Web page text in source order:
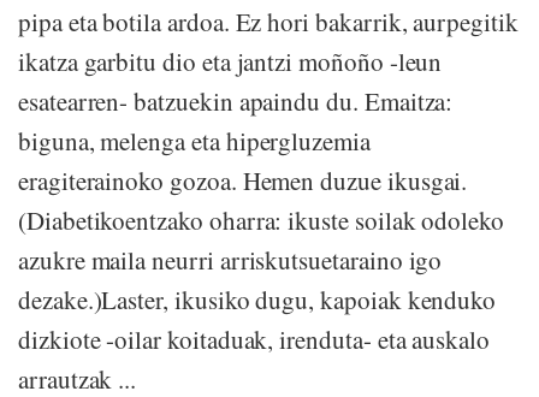
pipa eta botila ardoa. Ez hori bakarrik, aurpegitik
ikatza garbitu dio eta jantzi moñoño -leun
esatearren- batzuekin apaindu du. Emaitza:
biguna, melenga eta hipergluzemia
eragiterainoko gozoa. Hemen duzue ikusgai.
(Diabetikoentzako oharra: ikuste soilak odoleko
azukre maila neurri arriskutsuetaraino igo
dezake.)Laster, ikusiko dugu, kapoiak kenduko
dizkiote -oilar koitaduak, irenduta- eta auskalo
arrautzak ...